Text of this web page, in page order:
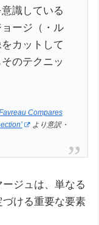
識している
ージ（・ル
カットして
のテクニッ
Compares
より意訳・
ジュは、単なる
ける重要な要素